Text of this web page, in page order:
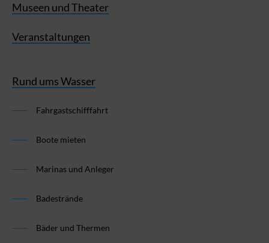
Museen und Theater
Veranstaltungen
Rund ums Wasser
Fahrgastschifffahrt
Boote mieten
Marinas und Anleger
Badestrände
Bäder und Thermen